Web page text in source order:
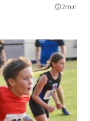
query_builder2min